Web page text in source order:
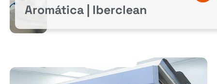
Aromática | Iberclean